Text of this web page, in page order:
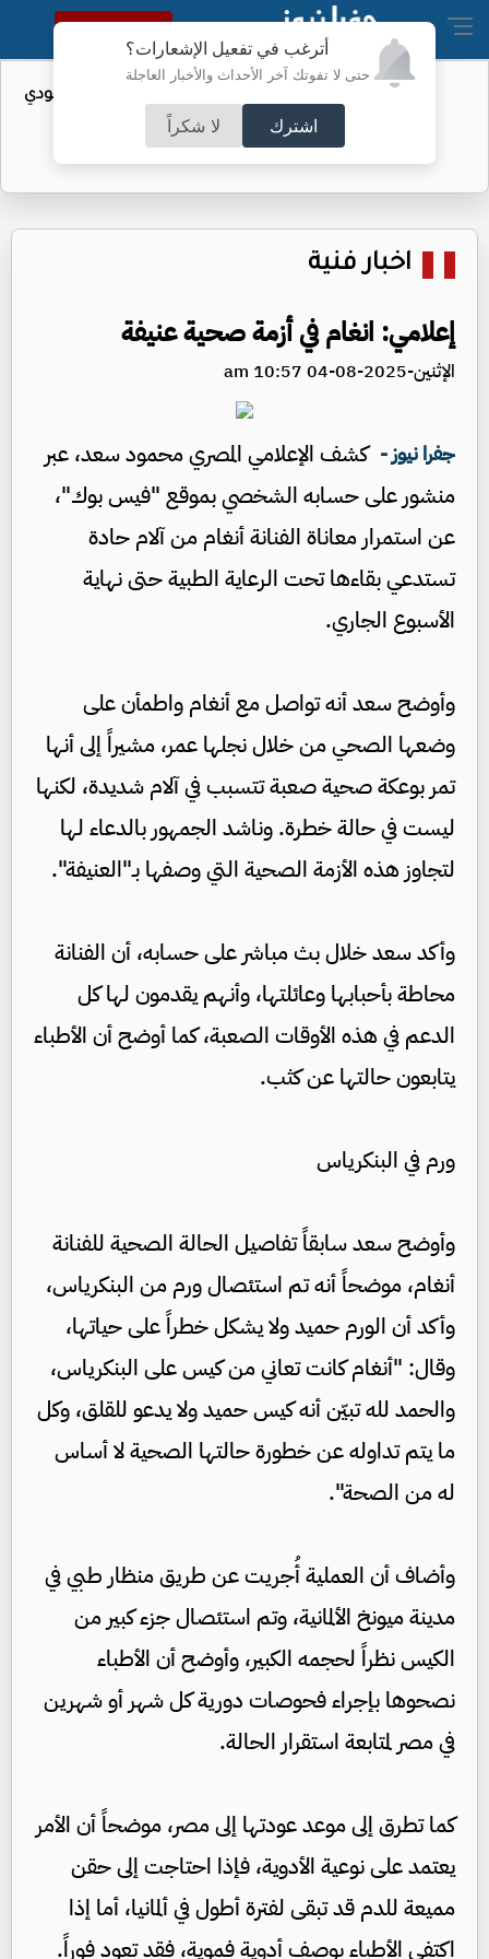
أترغب في تفعيل الإشعارات؟
حتى لا تفوتك آخر الأحداث والأخبار العاجلة
اشترك لا شكراً
النسخة الكاملة
واردات الولايات المتحدة من النفط السعودي
تهبط إلى الصفر
اخبار فنية
إعلامي: انغام في أزمة صحية عنيفة
الإثنين-2025-08-04 10:57 am
جفرا نيوز - كشف الإعلامي المصري محمود سعد، عبر
منشور على حسابه الشخصي بموقع "فيس بوك"،
عن استمرار معاناة الفنانة أنغام من آلام حادة
تستدعي بقاءها تحت الرعاية الطبية حتى نهاية
الأسبوع الجاري.
وأوضح سعد أنه تواصل مع أنغام واطمأن على
وضعها الصحي من خلال نجلها عمر، مشيراً إلى أنها
تمر بوعكة صحية صعبة تتسبب في آلام شديدة، لكنها
ليست في حالة خطرة. وناشد الجمهور بالدعاء لها
لتجاوز هذه الأزمة الصحية التي وصفها بـ"العنيفة".
وأكد سعد خلال بث مباشر على حسابه، أن الفنانة
محاطة بأحبابها وعائلتها، وأنهم يقدمون لها كل
الدعم في هذه الأوقات ‏الصعبة، كما أوضح أن الأطباء
يتابعون حالتها عن كثب.
ورم في البنكرياس
وأوضح سعد سابقاً تفاصيل الحالة الصحية للفنانة
أنغام، موضحاً أنه تم استئصال ورم من البنكرياس،
وأكد أن الورم حميد ولا يشكل خطراً على حياتها،
وقال: "أنغام كانت تعاني من كيس على البنكرياس،
والحمد لله تبيّن أنه كيس حميد ولا يدعو للقلق، وكل
ما يتم تداوله عن خطورة حالتها الصحية لا أساس
له من الصحة".
وأضاف أن العملية أُجريت عن طريق منظار طبي في
مدينة ميونخ الألمانية، وتم استئصال جزء كبير من
الكيس نظراً لحجمه الكبير، وأوضح أن الأطباء
نصحوها بإجراء فحوصات دورية كل شهر أو شهرين
في مصر لمتابعة استقرار الحالة.
كما تطرق إلى موعد عودتها إلى مصر، موضحاً أن الأمر
يعتمد على نوعية الأدوية، فإذا احتاجت إلى حقن
مميعة للدم قد تبقى لفترة أطول في ألمانيا، أما إذا
اكتفى الأطباء بوصف أدوية فموية، فقد تعود فوراً.